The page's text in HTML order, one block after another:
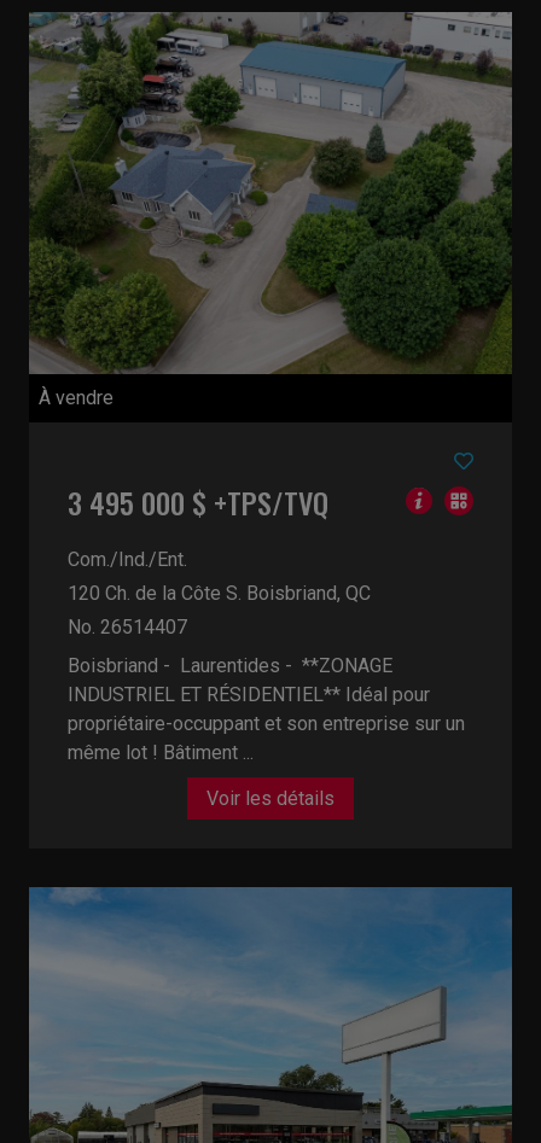
À vendre
3 495 000 $ +TPS/TVQ
Com./Ind./Ent.
120 Ch. de la Côte S. Boisbriand, QC
No. 26514407
Boisbriand - Laurentides - **ZONAGE
INDUSTRIEL ET RÉSIDENTIEL** Idéal pour
propriétaire-occuppant et son entreprise sur un
même lot ! Bâtiment ...
Voir les détails